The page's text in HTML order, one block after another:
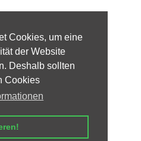
Cookies, um eine
der Website
Deshalb sollten
Cookies